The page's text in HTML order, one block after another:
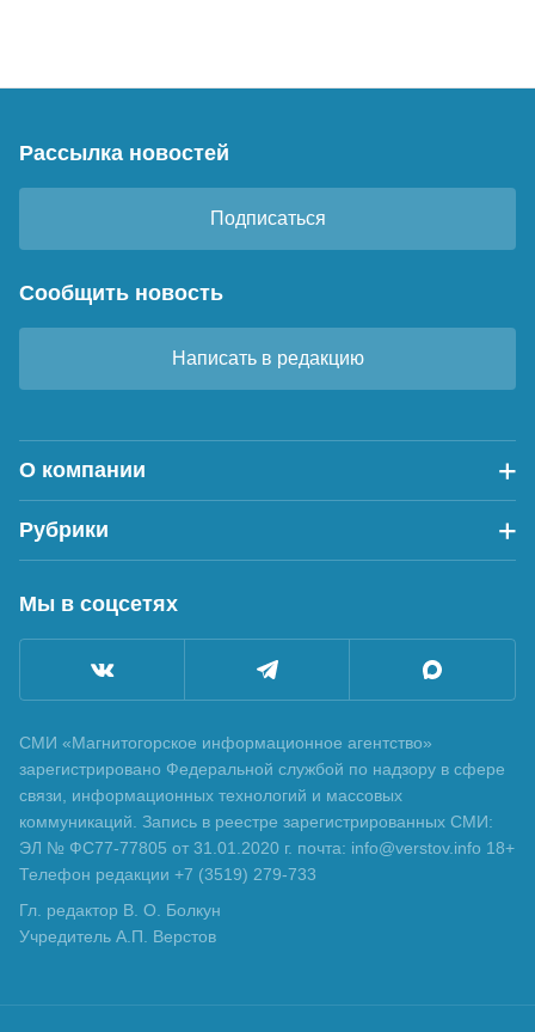
Рассылка новостей
Подписаться
Сообщить новость
Написать в редакцию
О компании
Рубрики
Мы в соцсетях
СМИ «Магнитогорское информационное агентство»
зарегистрировано Федеральной службой по надзору в сфере
связи, информационных технологий и массовых
коммуникаций. Запись в реестре зарегистрированных СМИ:
ЭЛ № ФС77-77805 от 31.01.2020 г. почта: info@verstov.info 18+
Телефон редакции +7 (3519) 279-733
Гл. редактор В. О. Болкун
Учредитель А.П. Верстов